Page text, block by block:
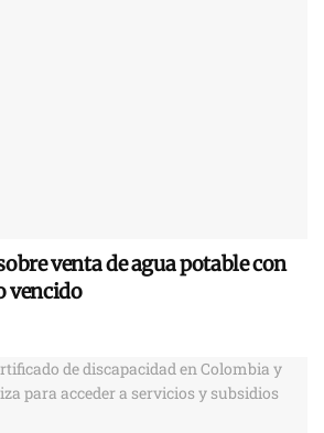
venta de agua potable con
vencido